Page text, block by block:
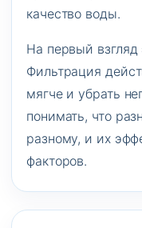
качество воды.
На первый взгляд
Фильтрация
мягче и убрать
понимать, что
разному, и их
факторов.